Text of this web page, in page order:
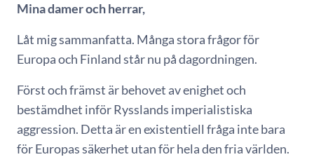
Mina damer och herrar,
Låt mig sammanfatta. Många stora frågor för
Europa och Finland står nu på dagordningen.
Först och främst är behovet av enighet och
bestämdhet inför Rysslands imperialistiska
aggression. Detta är en existentiell fråga inte bara
för Europas säkerhet utan för hela den fria världen.